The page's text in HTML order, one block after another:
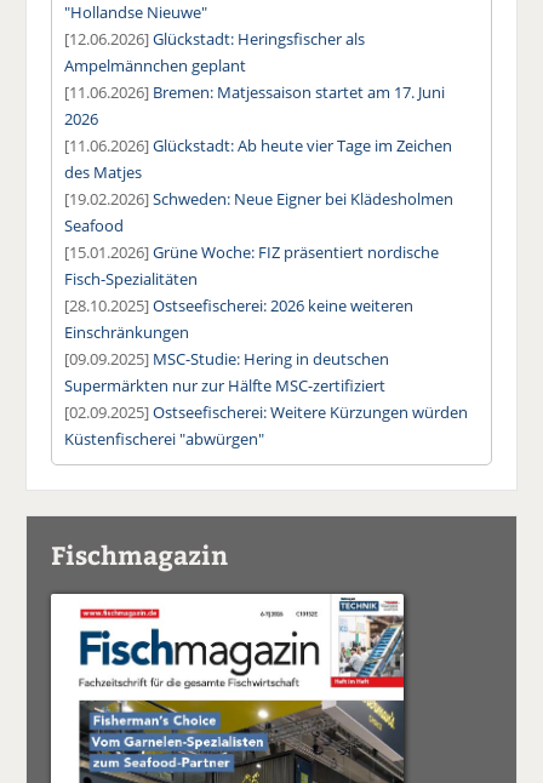
"Hollandse Nieuwe"
[12.06.2026]Glückstadt: Heringsfischer als
Ampelmännchen geplant
[11.06.2026] Bremen: Matjessaison startet am 17. Juni
2026
[11.06.2026]Glückstadt: Ab heute vier Tage im Zeichen
des Matjes
[19.02.2026]Schweden: Neue Eigner bei Klädesholmen
Seafood
[15.01.2026]Grüne Woche: FIZ präsentiert nordische
Fisch-Spezialitäten
[28.10.2025]Ostseefischerei: 2026 keine weiteren
Einschränkungen
[09.09.2025] MSC-Studie: Hering in deutschen
Supermärkten nur zur Hälfte MSC-zertifiziert
[02.09.2025]Ostseefischerei: Weitere Kürzungen würden
Küstenfischerei "abwürgen"
Fischmagazin